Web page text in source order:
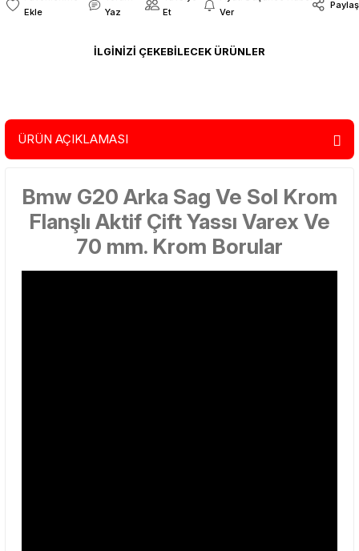
İLGİNİZİ ÇEKEBİLECEK ÜRÜNLER
Bmw M Logolu Karbon Egzoz Ucu 90 MM Parlak Çiftli Takım Sag Ve Sol
%33
15.000,00 TL
9.999,00 TL
Yaz
Et
Ver
Paylaş
ÜRÜN AÇIKLAMASI
Bmw G20 Arka Sag Ve Sol Krom
Flanşlı Aktif Çift Yassı Varex Ve
70 mm. Krom Borular